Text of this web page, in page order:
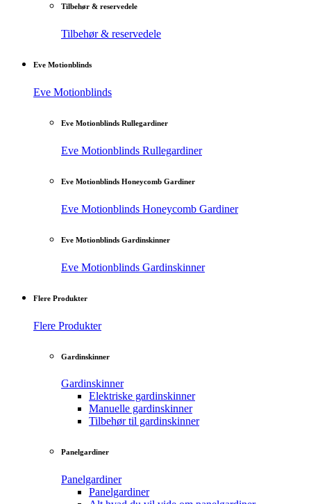
Tilbehør & reservedele
Tilbehør & reservedele
Eve Motionblinds
Eve Motionblinds
Eve Motionblinds Rullegardiner
Eve Motionblinds Rullegardiner
Eve Motionblinds Honeycomb Gardiner
Eve Motionblinds Honeycomb Gardiner
Eve Motionblinds Gardinskinner
Eve Motionblinds Gardinskinner
Flere Produkter
Flere Produkter
Gardinskinner
Gardinskinner
Elektriske gardinskinner
Manuelle gardinskinner
Tilbehør til gardinskinner
Panelgardiner
Panelgardiner
Panelgardiner